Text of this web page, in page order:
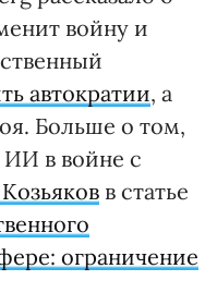
войну и
автократии, а
Больше о том,
ИИ в войне с
в статье
ограничение